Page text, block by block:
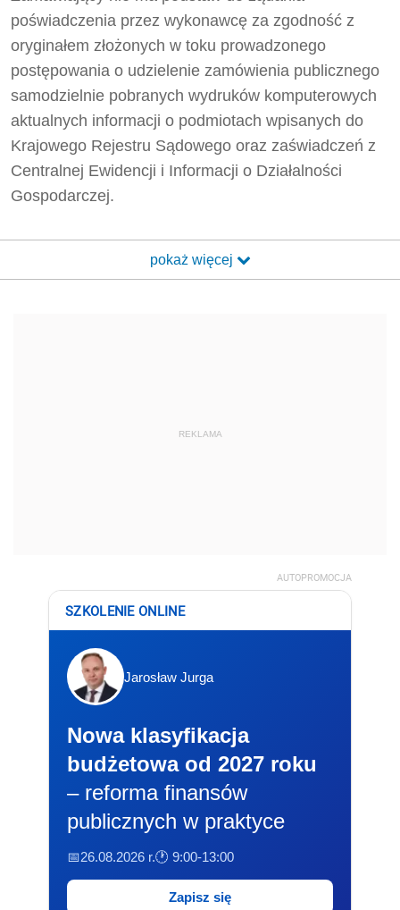
poświadczenia przez wykonawcę za zgodność z
oryginałem złożonych w toku prowadzonego
postępowania o udzielenie zamówienia publicznego
samodzielnie pobranych wydruków komputerowych
aktualnych informacji o podmiotach wpisanych do
Krajowego Rejestru Sądowego oraz zaświadczeń z
Centralnej Ewidencji i Informacji o Działalności
Gospodarczej.
pokaż więcej
REKLAMA
AUTOPROMOCJA
SZKOLENIE ONLINE
Jarosław Jurga
Nowa klasyfikacja
budżetowa od 2027 roku
– reforma finansów
publicznych w praktyce
📅26.08.2026 r.🕐 9:00-13:00
Zapisz się